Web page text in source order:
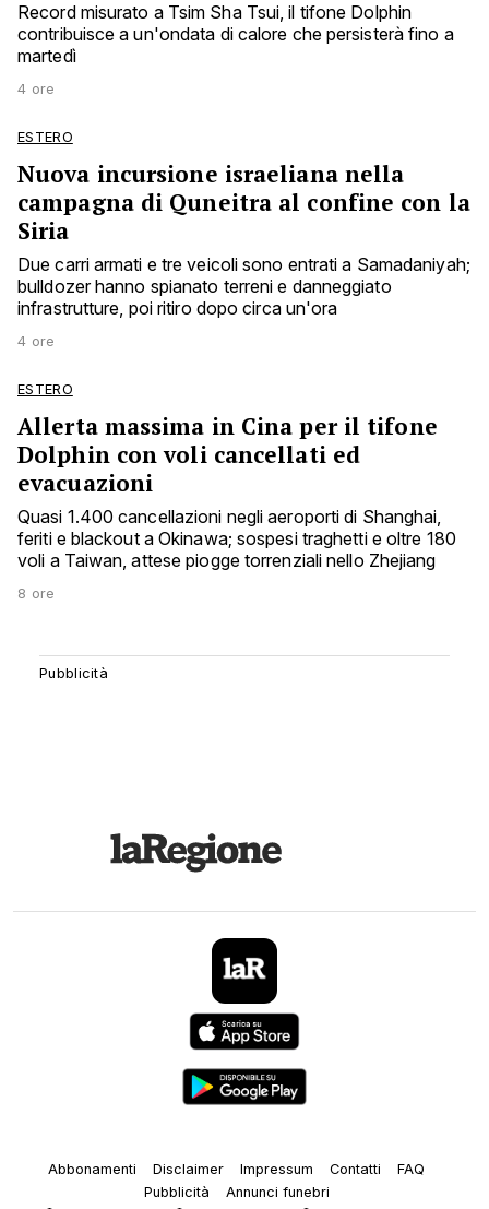
Record misurato a Tsim Sha Tsui, il tifone Dolphin
contribuisce a un'ondata di calore che persisterà fino a
martedì
4 ore
ESTERO
Nuova incursione israeliana nella
campagna di Quneitra al confine con la
Siria
Due carri armati e tre veicoli sono entrati a Samadaniyah;
bulldozer hanno spianato terreni e danneggiato
infrastrutture, poi ritiro dopo circa un'ora
4 ore
ESTERO
Allerta massima in Cina per il tifone
Dolphin con voli cancellati ed
evacuazioni
Quasi 1.400 cancellazioni negli aeroporti di Shanghai,
feriti e blackout a Okinawa; sospesi traghetti e oltre 180
voli a Taiwan, attese piogge torrenziali nello Zhejiang
8 ore
Abbonamenti Disclaimer Impressum Contatti
FAQ
Pubblicità
Annunci funebri